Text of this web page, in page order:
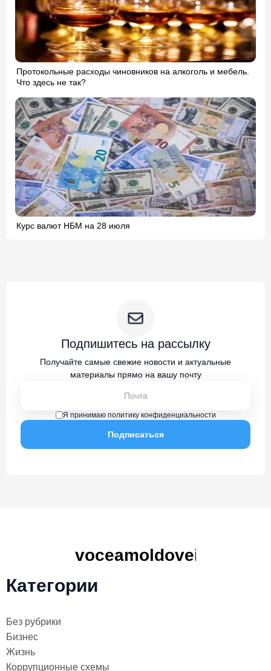
Протокольные расходы чиновников на алкоголь и мебель.
Что здесь не так?
Курс валют НБМ на 28 июля
Подпишитесь на рассылку
Получайте самые свежие новости и актуальные
материалы прямо на вашу почту
Я принимаю политику конфиденциальности
Категории
Без рубрики
Бизнес
Жизнь
Коррупционные схемы